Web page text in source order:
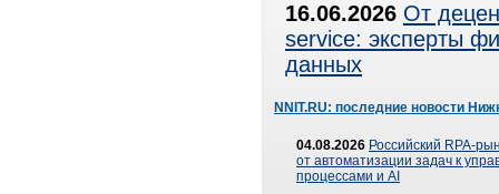
16.06.2026 От
service: эксперты
данных
NNIT.RU: последние новости
04.08.2026 Российский RPA-
от автоматизации задач к
процессами и AI